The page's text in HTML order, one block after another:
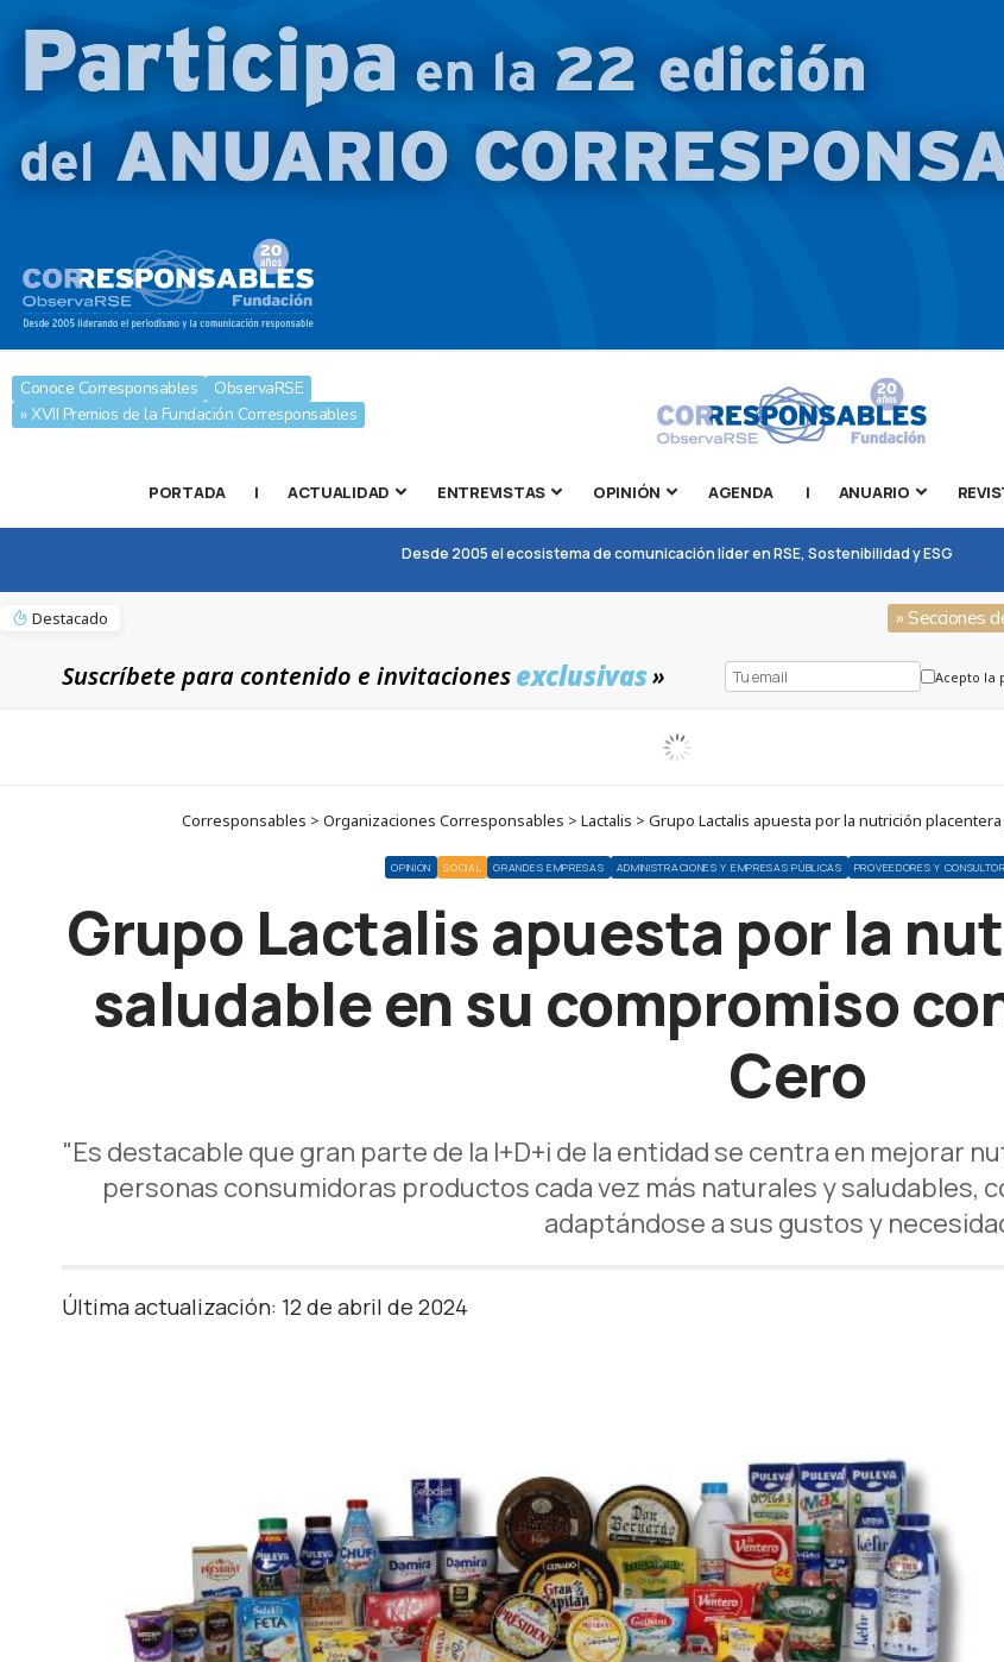
Conoce Corresponsables
ObservaRSE
» XVII Premios de la Fundación Corresponsables
PORTADA | ACTUALIDAD ENTREVISTAS OPINIÓN AGENDA | ANUARIO
Desde 2005 el ecosistema de comunicación líder en RSE, Sostenibilidad y ESG
Destacado » Secciones
Suscríbete para contenido e invitacionesexclusivas» Acepto la
Corresponsables > Organizaciones Corresponsables > Lactalis > Grupo Lactalis apuesta por la nutrición
OPINIÓN SOCIAL GRANDES EMPRESAS ADMINISTRACIONES Y EMPRESAS PÚBLICAS PROVEEDORES Y
Grupo Lactalis apuesta por la
saludable en su compromiso
Cero
"Es destacable que gran parte de la I+D+i de la entidad se centra en mejorar
personas consumidoras productos cada vez más naturales y saludables,
adaptándose a sus gustos y
Última actualización: 12 de abril de 2024